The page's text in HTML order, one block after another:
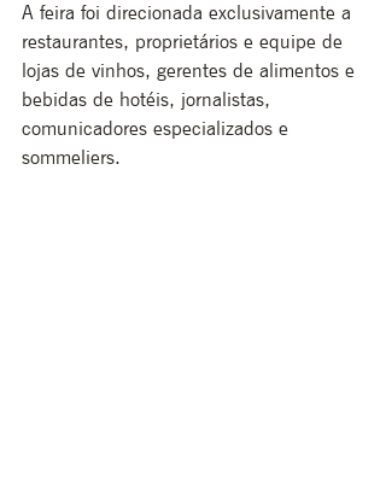
A feira foi direcionada exclusivamente a
restaurantes, proprietários e equipe de
lojas de vinhos, gerentes de alimentos e
bebidas de hotéis, jornalistas,
comunicadores especializados e
sommeliers.